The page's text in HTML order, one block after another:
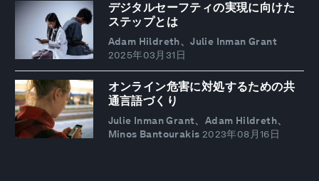
デジタルセーフティの実現に向けた
ステップとは
Adam Hildreth、Julie Inman Grant
2025年03月31日
オンライン危害に対処するための共
通言語づくり
Julie Inman Grant、Adam Hildreth、
Minos Bantourakis 2023年08月16日